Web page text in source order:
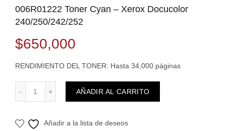
006R01222 Toner Cyan – Xerox Docucolor
240/250/242/252
$650,000
RENDIMIENTO DEL TONER: Hasta 34,000 páginas
AÑADIR AL CARRITO
Añadir a la lista de deseos